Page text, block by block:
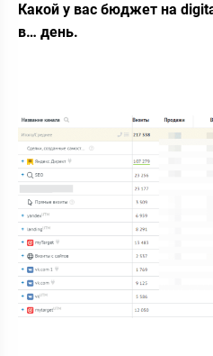
Какой у вас бюджет на
в… день.